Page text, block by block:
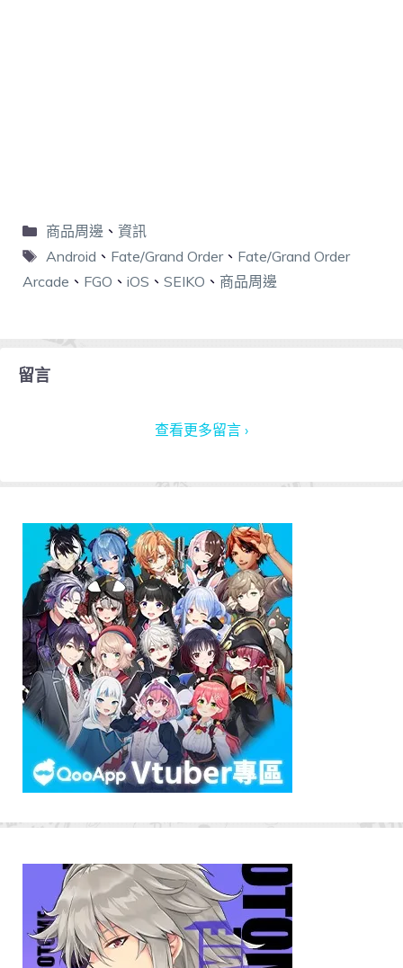
商品周邊 、 資訊
Android 、 Fate/Grand Order、 Fate/Grand Order
Arcade 、 FGO 、 iOS 、 SEIKO 、 商品周邊
留言
查看更多留言 ›